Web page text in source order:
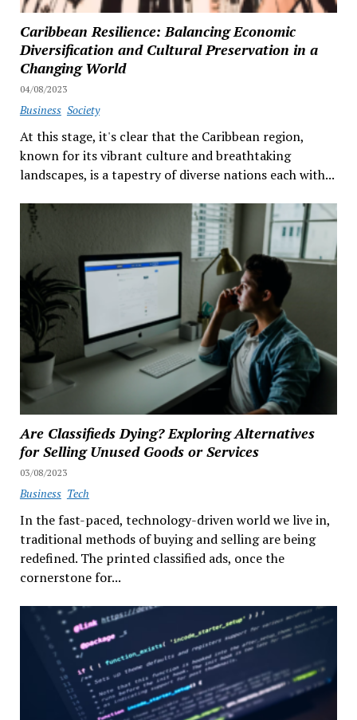
Caribbean Resilience: Balancing Economic
Diversification and Cultural Preservation in a
Changing World
04/08/2023
Business Society
At this stage, it's clear that the Caribbean region,
known for its vibrant culture and breathtaking
landscapes, is a tapestry of diverse nations each with...
Are Classifieds Dying? Exploring Alternatives
for Selling Unused Goods or Services
03/08/2023
Business Tech
In the fast-paced, technology-driven world we live in,
traditional methods of buying and selling are being
redefined. The printed classified ads, once the
cornerstone for...